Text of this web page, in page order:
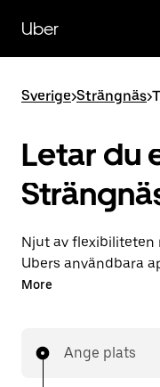
huvudinnehållet
Uber
Sverige>Strängnäs>
Letar du
Njut av flexibiliteten
Ubers användbara
med Uber i
förberäknade priser
More
Ange plats